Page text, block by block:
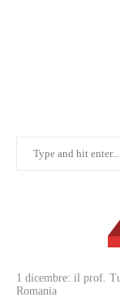
1 dicembre: il prof.
Romania